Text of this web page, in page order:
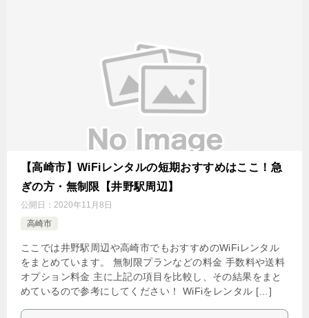
【高崎市】WiFiレンタルの短期おすすめはここ！急
ぎの方・無制限【井野駅周辺】
公開日： 2020年11月8日
高崎市
ここでは井野駅周辺や高崎市でもおすすめのWiFiレンタル
をまとめています。 無制限プランなどの料金 手数料や送料
オプション料金 主に上記の項目を比較し、その結果をまと
めているので参考にしてください！ WiFiをレンタル […]